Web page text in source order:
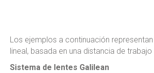
Los ejemplos a continuación
lineal, basada en una distancia de
Sistema de lentes Galilean